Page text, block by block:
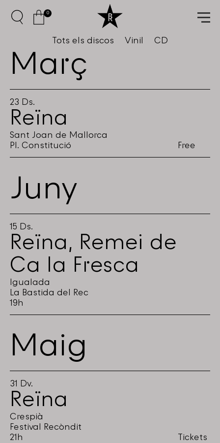
Tots els discos Vinil CD
0
Març
23 Ds.
Reïna
Sant Joan de Mallorca
Pl. Constitució
Free
Juny
15 Ds.
Reïna, Remei de
Ca la Fresca
Igualada
La Bastida del Rec
19h
Maig
31 Dv.
Reïna
Crespià
Festival Recòndit
21h
Tickets